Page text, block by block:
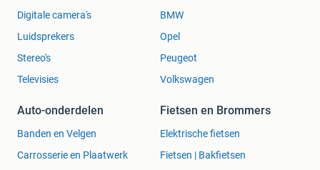
Digitale camera's
Luidsprekers
Stereo's
Televisies
BMW
Opel
Peugeot
Volkswagen
Auto-onderdelen
Banden en Velgen
Carrosserie en Plaatwerk
Fietsen en Brommers
Elektrische fietsen
Fietsen | Bakfietsen